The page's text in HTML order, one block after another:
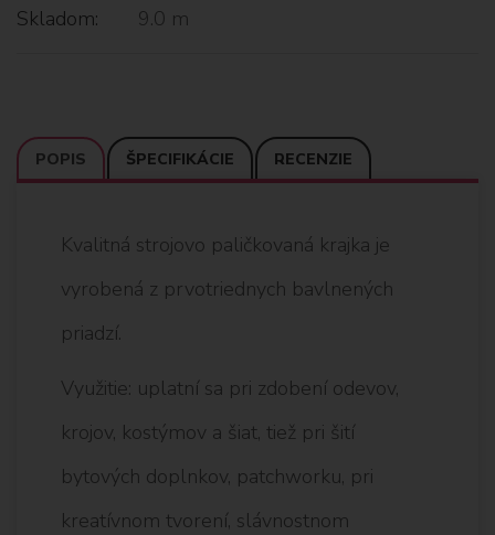
Skladom: 9.0 m
POPIS ŠPECIFIKÁCIE RECENZIE
Kvalitná strojovo paličkovaná krajka je
vyrobená z prvotriednych bavlnených
priadzí.
Využitie: uplatní sa pri zdobení odevov,
krojov, kostýmov a šiat, tiež pri šití
bytových doplnkov, patchworku, pri
kreatívnom tvorení, slávnostnom